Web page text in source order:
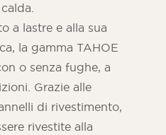
a lastre e alla sua
la gamma TAHOE
o senza fughe, a
Grazie alle
di rivestimento,
rivestite alla